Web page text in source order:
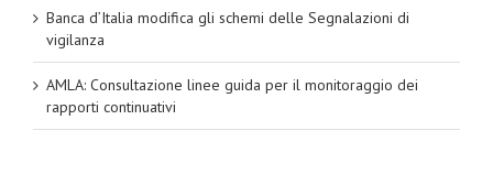
Banca d’Italia modifica gli schemi delle Segnalazioni di
vigilanza
AMLA: Consultazione linee guida per il monitoraggio dei
rapporti continuativi